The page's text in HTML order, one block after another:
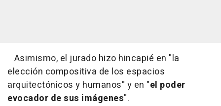
Asimismo, el jurado hizo hincapié en "la
elección compositiva de los espacios
arquitectónicos y humanos" y en "el poder
evocador de sus imágenes".